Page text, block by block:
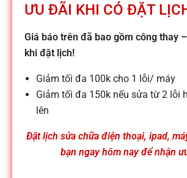
ử
a
c
h
ƯU ĐÃI KHI CÓ ĐẶT
Giá báo trên đã bao gồm công thay
khi đặt lịch!
Giảm tối đa 100k cho 1 lỗi/ máy
Giảm tối đa 150k nếu sửa từ 2 lỗi
lên
Đặt lịch sửa chữa điện thoại, ipad,
bạn ngay hôm nay để nhận